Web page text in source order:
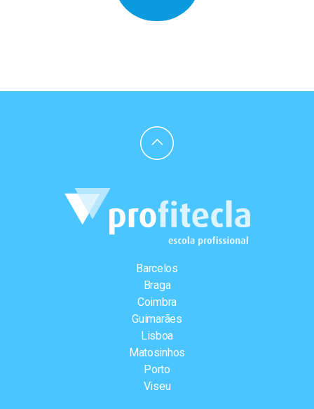
Barcelos
Braga
Coimbra
Guimarães
Lisboa
Matosinhos
Porto
Viseu